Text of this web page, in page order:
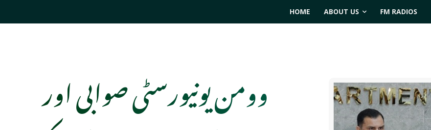
HOME ABOUT US FM RADIOS
وومن یونیورسٹی صوابی اور